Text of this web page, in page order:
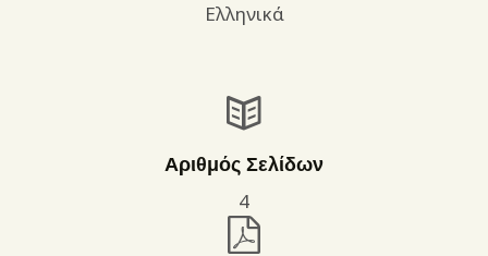
Ελληνικά
Αριθμός Σελίδων
4